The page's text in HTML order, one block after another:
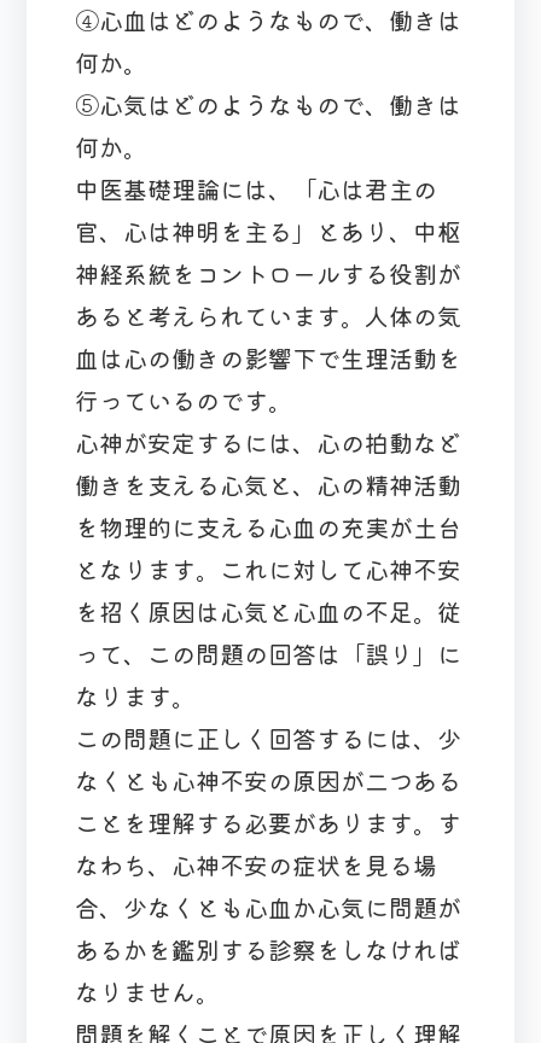
④心血はどのようなもので、働きは
何か。
⑤心気はどのようなもので、働きは
何か。
中医基礎理論には、「心は君主の
官、心は神明を主る」とあり、中枢
神経系統をコントロールする役割が
あると考えられています。人体の気
血は心の働きの影響下で生理活動を
行っているのです。
心神が安定するには、心の拍動など
働きを支える心気と、心の精神活動
を物理的に支える心血の充実が土台
となります。これに対して心神不安
を招く原因は心気と心血の不足。従
って、この問題の回答は「誤り」に
なります。
この問題に正しく回答するには、少
なくとも心神不安の原因が二つある
ことを理解する必要があります。す
なわち、心神不安の症状を見る場
合、少なくとも心血か心気に問題が
あるかを鑑別する診察をしなければ
なりません。
問題を解くことで原因を正しく理解